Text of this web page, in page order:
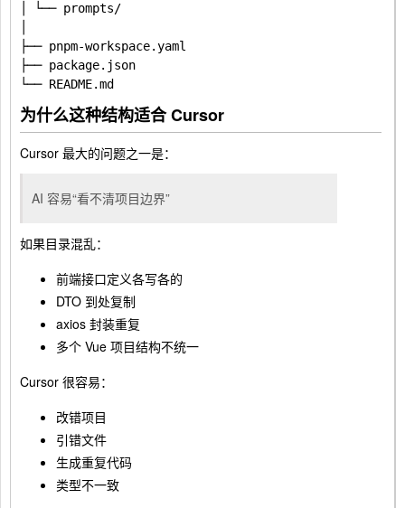
│ └── prompts/
├── pnpm-workspace.yaml
├── package.json
为什么这种结构适合 Cursor
Cursor 最大的问题之一是：
AI 容易“看不清项目边界”
如果目录混乱：
前端接口定义各写各的
DTO 到处复制
axios 封装重复
多个 Vue 项目结构不统一
Cursor 很容易：
改错项目
引错文件
生成重复代码
类型不一致